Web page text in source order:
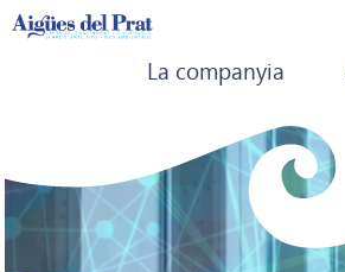
La companyia